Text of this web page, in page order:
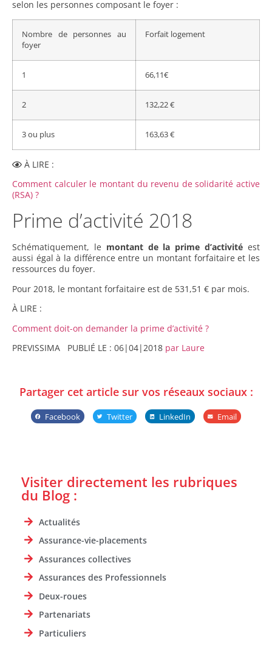
selon les personnes composant le foyer :
Nombre de personnes au
foyer
Forfait logement
1 66,11€
2 132,22 €
3 ou plus 163,63 €
À LIRE :
Comment calculer le montant du revenu de solidarité active
(RSA) ?
Prime d’activité 2018
Schématiquement, le montant de la prime d’activité est
aussi égal à la différence entre un montant forfaitaire et les
ressources du foyer.
Pour 2018, le montant forfaitaire est de 531,51 € par mois.
À LIRE :
Comment doit-on demander la prime d’activité ?
PREVISSIMA PUBLIÉ LE : 06|04|2018 par Laure
Partager cet article sur vos réseaux sociaux :
Facebook Twitter LinkedIn Email
Visiter directement les rubriques
du Blog :
Actualités
Assurance-vie-placements
Assurances collectives
Assurances des Professionnels
Deux-roues
Partenariats
Particuliers